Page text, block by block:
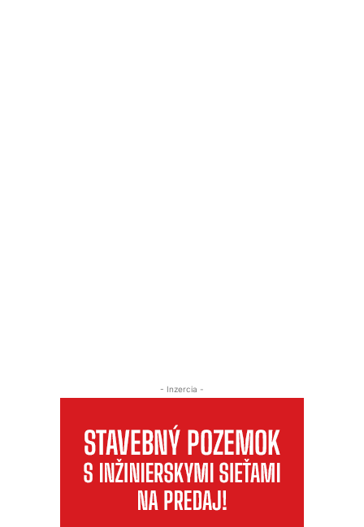
- Inzercia -